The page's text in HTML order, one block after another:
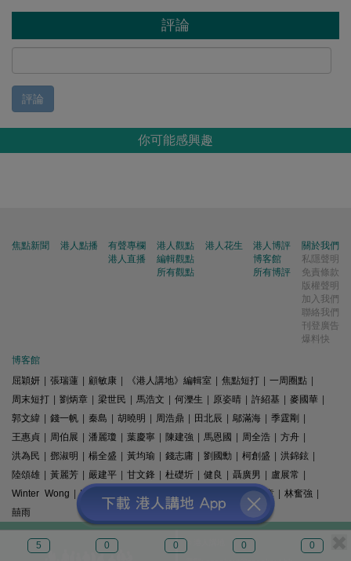
5 0 0 0 0
評論
評論
你可能感興趣
焦點新聞 港人點播
有聲專欄
港人直播
港人觀點
編輯觀點
所有觀點
港人花生
港人博評
博客館
所有博評
關於我們
私隱聲明
免責條款
版權聲明
加入我們
聯絡我們
刊登廣告
爆料快
博客館
屈穎妍
張瑞蓮 顧敏康 《港人講地》編輯室 焦點短打 一周圈點
周末短打
劉炳章 梁世民 馬浩文 何濼生 原姿晴 許紹基 麥國華
郭文緯
錢一帆 秦島 胡曉明 周浩鼎 田北辰 鄔滿海 季霆剛
王惠貞
周伯展 潘麗瓊 葉慶寧 陳建強 馬恩國 周全浩 方舟
洪為民
鄧淑明 楊全盛 黃均瑜 錢志庸 劉國勳 柯創盛 洪錦鉉
陸頌雄
黃麗芳 嚴建平 甘文鋒 杜礎圻 健良 聶廣男 盧展常
Winter Wong
K2 梁文新 羅崑 姚銘 精選文章 林奮強
囍雨
© 港人講地